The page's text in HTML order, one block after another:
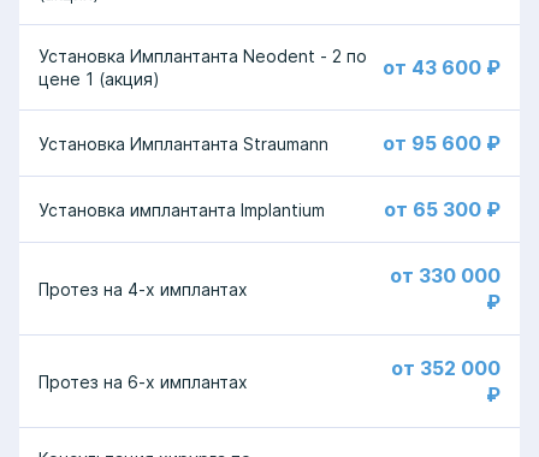
Установка Имплантанта Neodent - 2 по
цене 1 (акция)
от 43 600 ₽
Установка Имплантанта Straumann от 95 600 ₽
Установка имплантанта Implantium от 65 300 ₽
Протез на 4-х имплантах
от 330 000
₽
Протез на 6-х имплантах
от 352 000
₽